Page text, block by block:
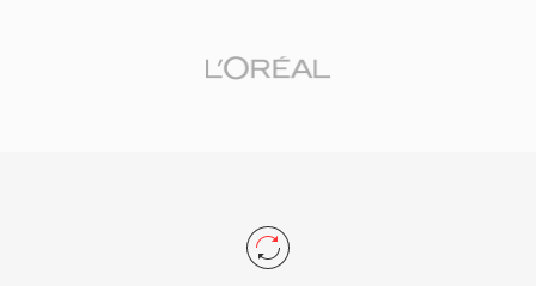
Sierra และ LucasArts เมื่อ Windows และรูปแบบ